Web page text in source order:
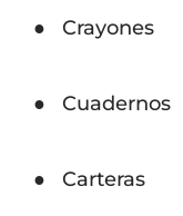
● Crayones
● Cuadernos
● Carteras